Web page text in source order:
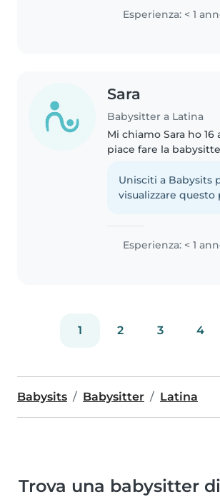
completamente
che fin da piccola mi
Esperienza: < 1
Sara
Babysitter a Latina
Mi chiamo Sara ho 16
piace fare la
bambini, farli divertire
sempre nuove
Unisciti a Babysits
visualizzare questo
Esperienza: < 1
1 2 3 4
Babysits Babysitter Latina
Trova una babysitter